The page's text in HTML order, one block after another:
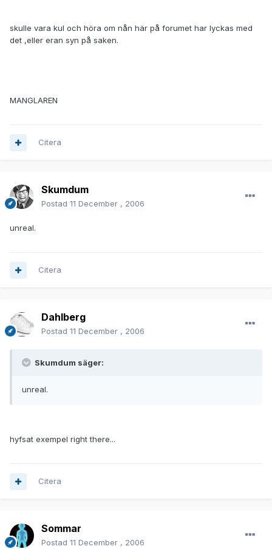
skulle vara kul och höra om nån här på forumet har lyckas med
det ,eller eran syn på saken.
MANGLAREN
Citera
Skumdum
Postad 11 December , 2006
unreal.
Citera
Dahlberg
Postad 11 December , 2006
Skumdum säger:
unreal.
hyfsat exempel right there...
Citera
Sommar
Postad 11 December , 2006